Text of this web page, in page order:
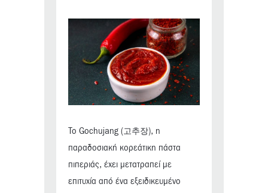
Το Gochujang (고추장), η
παραδοσιακή κορεάτικη πάστα
πιπεριάς, έχει μετατραπεί με
επιτυχία από ένα εξειδικευμένο